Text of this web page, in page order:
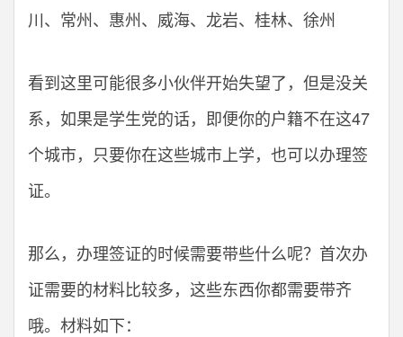
川、常州、惠州、威海、龙岩、桂林、徐州
看到这里可能很多小伙伴开始失望了，但是没关
系，如果是学生党的话，即便你的户籍不在这47
个城市，只要你在这些城市上学，也可以办理签
证。
那么，办理签证的时候需要带些什么呢？首次办
证需要的材料比较多，这些东西你都需要带齐
哦。材料如下：